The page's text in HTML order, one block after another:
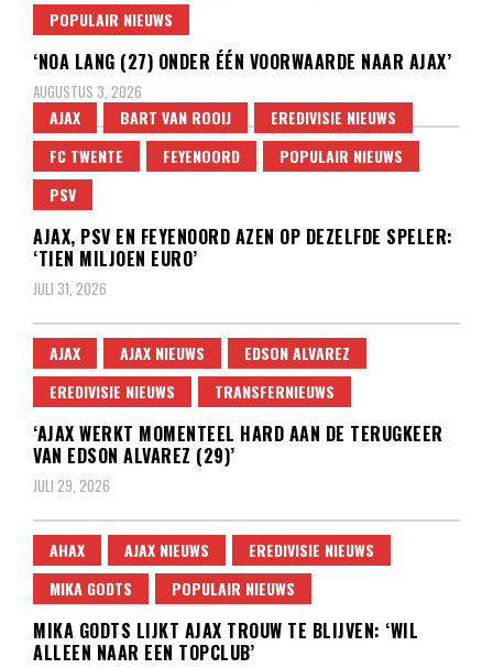
POPULAIR NIEUWS
‘NOA LANG (27) ONDER ÉÉN VOORWAARDE NAAR AJAX’
AUGUSTUS 3, 2026
AJAX BART VAN ROOIJ
EREDIVISIE NIEUWS
FC TWENTE
FEYENOORD
POPULAIR NIEUWS
PSV
AJAX, PSV EN FEYENOORD AZEN OP DEZELFDE SPELER:
‘TIEN MILJOEN EURO’
JULI 31, 2026
AJAX AJAX NIEUWS
EDSON ALVAREZ
EREDIVISIE NIEUWS
TRANSFERNIEUWS
‘AJAX WERKT MOMENTEEL HARD AAN DE TERUGKEER
VAN EDSON ALVAREZ (29)’
JULI 29, 2026
AHAX AJAX NIEUWS
EREDIVISIE NIEUWS
MIKA GODTS
POPULAIR NIEUWS
MIKA GODTS LIJKT AJAX TROUW TE BLIJVEN: ‘WIL
ALLEEN NAAR EEN TOPCLUB’